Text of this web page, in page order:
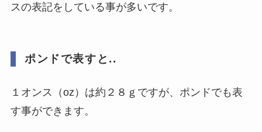
スの表記をしている事が多いです。
ポンドで表すと..
１オンス（oz）は約２８ｇですが、ポンドでも表
す事ができます。